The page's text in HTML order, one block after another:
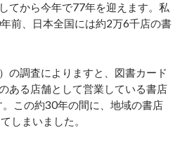
てから今年で77年を迎えます。私
前、日本全国には約2万6千店の書
の調査によりますと、図書カード
ある店舗として営業している書店
この約30年の間に、地域の書店
しまいました。